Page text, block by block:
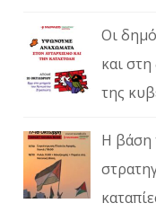
Οι
και στη
της
Η βάση